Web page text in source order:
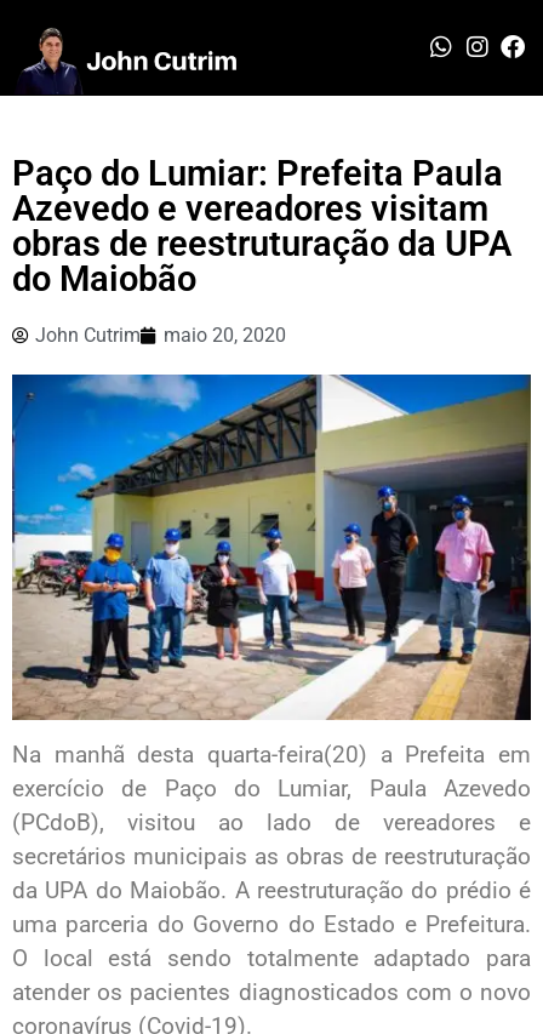
Paço do Lumiar: Prefeita Paula
Azevedo e vereadores visitam
obras de reestruturação da UPA
do Maiobão
John Cutrim maio 20, 2020
Na manhã desta quarta-feira(20) a Prefeita em
exercício de Paço do Lumiar, Paula Azevedo
(PCdoB), visitou ao lado de vereadores e
secretários municipais as obras de reestruturação
da UPA do Maiobão. A reestruturação do prédio é
uma parceria do Governo do Estado e Prefeitura.
O local está sendo totalmente adaptado para
atender os pacientes diagnosticados com o novo
coronavírus (Covid-19).